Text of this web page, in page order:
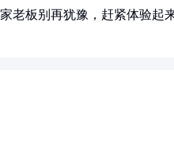
老板别再犹豫，赶紧体验起来